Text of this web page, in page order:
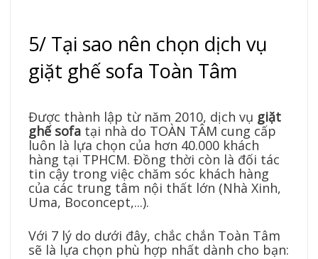
5/ Tại sao nên chọn dịch vụ
giặt ghế sofa Toàn Tâm
Được thành lập từ năm 2010, dịch vụ giặt
ghế sofa tại nhà do TOÀN TÂM cung cấp
luôn là lựa chọn của hơn 40.000 khách
hàng tại TPHCM. Đồng thời còn là đối tác
tin cậy trong việc chăm sóc khách hàng
của các trung tâm nội thất lớn (Nhà Xinh,
Uma, Boconcept,...).
Với 7 lý do dưới đây, chắc chắn Toàn Tâm
sẽ là lựa chọn phù hợp nhất dành cho bạn: